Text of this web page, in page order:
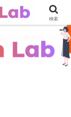
検索